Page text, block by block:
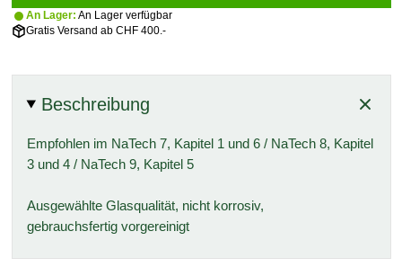
An Lager: An Lager verfügbar
Gratis Versand ab CHF 400.-
Beschreibung
Empfohlen im NaTech 7, Kapitel 1 und 6 / NaTech 8, Kapitel
3 und 4 / NaTech 9, Kapitel 5
Ausgewählte Glasqualität, nicht korrosiv,
gebrauchsfertig vorgereinigt